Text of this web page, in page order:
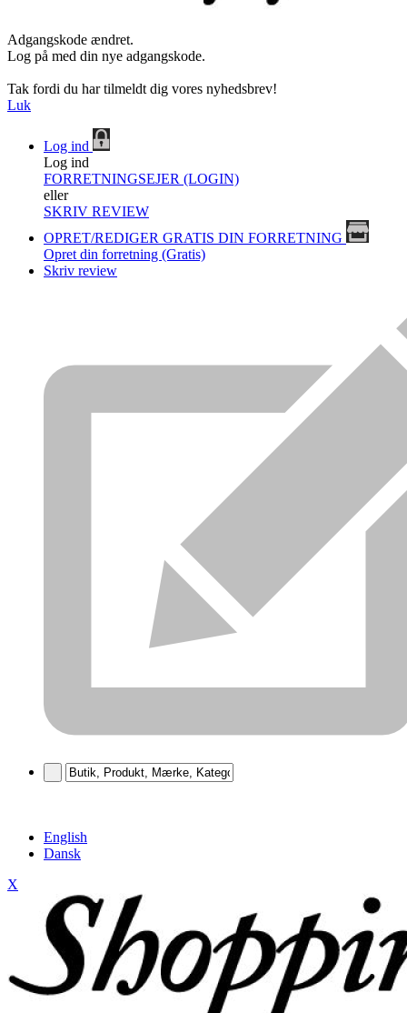
Adgangskode ændret.
Log på med din nye adgangskode.
Tak fordi du har tilmeldt dig vores nyhedsbrev!
Luk
Log ind
Log ind
FORRETNINGSEJER (LOGIN)
eller
SKRIV REVIEW
OPRET/REDIGER GRATIS DIN FORRETNING
Opret din forretning (Gratis)
Skriv review
English
Dansk
X